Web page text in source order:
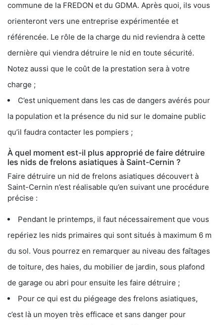
commune de la FREDON et du GDMA. Après quoi, ils vous
orienteront vers une entreprise expérimentée et
référencée. Le rôle de la charge du nid reviendra à cette
dernière qui viendra détruire le nid en toute sécurité.
Notez aussi que le coût de la prestation sera à votre
charge ;
C’est uniquement dans les cas de dangers avérés pour
la population et la présence du nid sur le domaine public
qu’il faudra contacter les pompiers ;
À quel moment est-il plus approprié de faire détruire
les nids de frelons asiatiques à Saint-Cernin ?
Faire détruire un nid de frelons asiatiques découvert à
Saint-Cernin n’est réalisable qu’en suivant une procédure
précise :
Pendant le printemps, il faut nécessairement que vous
repériez les nids primaires qui sont situés à maximum 6 m
du sol. Vous pourrez en remarquer au niveau des faîtages
de toiture, des haies, du mobilier de jardin, sous plafond
de garage ou abri pour ensuite les faire détruire ;
Pour ce qui est du piégeage des frelons asiatiques,
c’est là un moyen très efficace et sans danger pour